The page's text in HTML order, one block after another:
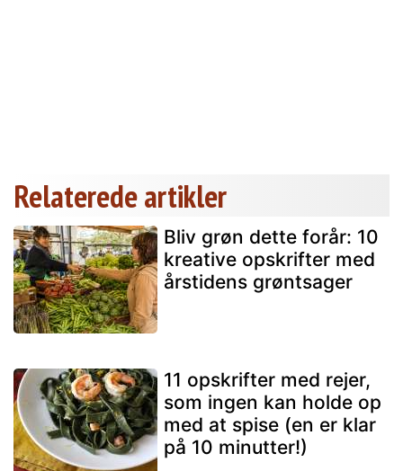
Relaterede artikler
Bliv grøn dette forår: 10
kreative opskrifter med
årstidens grøntsager
11 opskrifter med rejer,
som ingen kan holde op
med at spise (en er klar
på 10 minutter!)